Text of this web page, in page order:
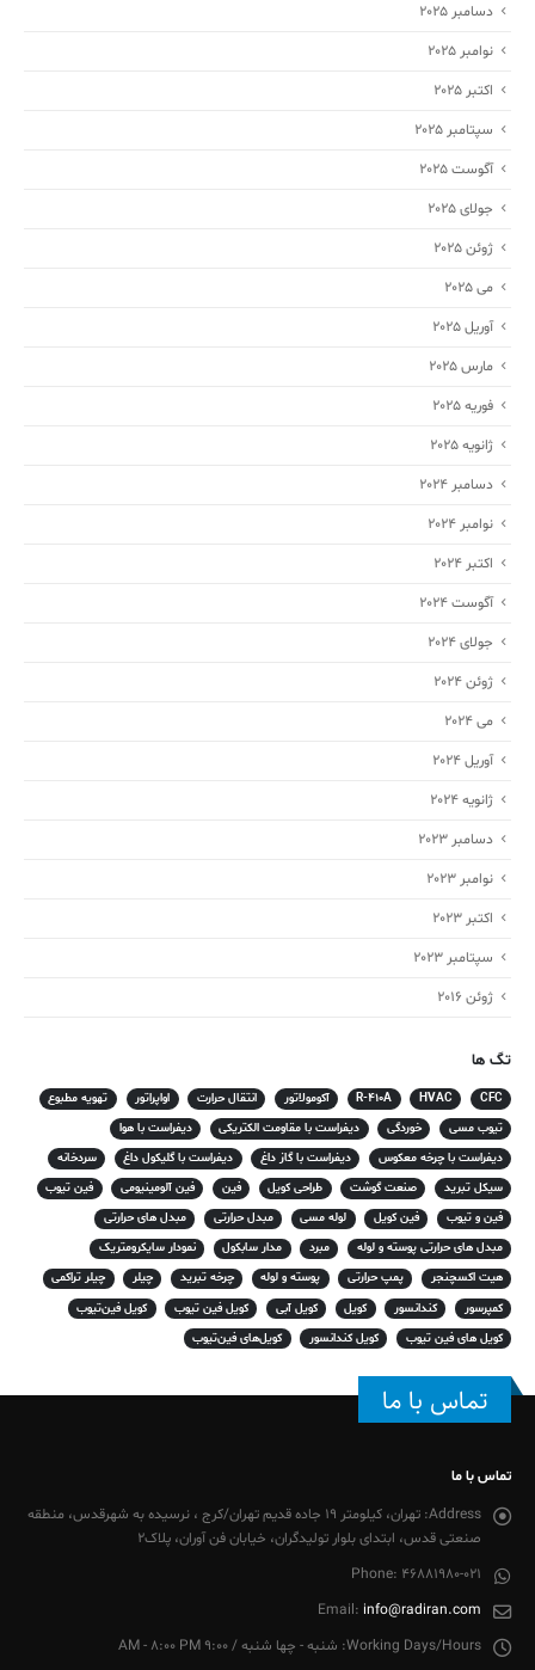
دسامبر 2025
نوامبر 2025
اکتبر 2025
سپتامبر 2025
آگوست 2025
جولای 2025
ژوئن 2025
می 2025
آوریل 2025
مارس 2025
فوریه 2025
ژانویه 2025
دسامبر 2024
نوامبر 2024
اکتبر 2024
آگوست 2024
جولای 2024
ژوئن 2024
می 2024
آوریل 2024
ژانویه 2024
دسامبر 2023
نوامبر 2023
اکتبر 2023
سپتامبر 2023
ژوئن 2016
تگ ها
CFC
HVAC
R-410A آکومولاتور انتقال حرارت اواپراتور
تهویه مطبوع
تیوب مسی
خوردگی دیفراست با مقاومت الکتریکی
دیفراست با هوا
دیفراست با چرخه معکوس
دیفراست با گاز داغ دیفراست با گلیکول داغ
سردخانه
سیکل تبرید
صنعت گوشت طراحی کویل فین فین آلومینیومی
فین تیوب
فین و تیوب
فین کویل لوله مسی مبدل حرارتی
مبدل های حرارتی
مبدل های حرارتی پوسته و لوله
مبرد مدار سابکول
نمودار سایکرومتریک
هیت اکسچنجر
پمپ حرارتی پوسته و لوله چرخه تبرید چیلر
چیلر تراکمی
کمپرسور
کندانسور کویل کویل آبی کویل فین تیوب
کویل فین‌تیوب
کویل های فین تیوب
کویل کندانسور کویل‌های فین‌تیوب
تماس با ما
تماس با ما
Address:
تهران، کیلومتر 19 جاده قدیم تهران/کرج ، نرسیده به شهرقدس، منطقه
صنعتی قدس، ابتدای بلوار تولیدگران، خیابان فن آوران، پلاک2
Phone: 46881980-021
Email: info@radiran.com
Working Days/Hours: شنبه - چها شنبه / 9:00 AM - 8:00 PM